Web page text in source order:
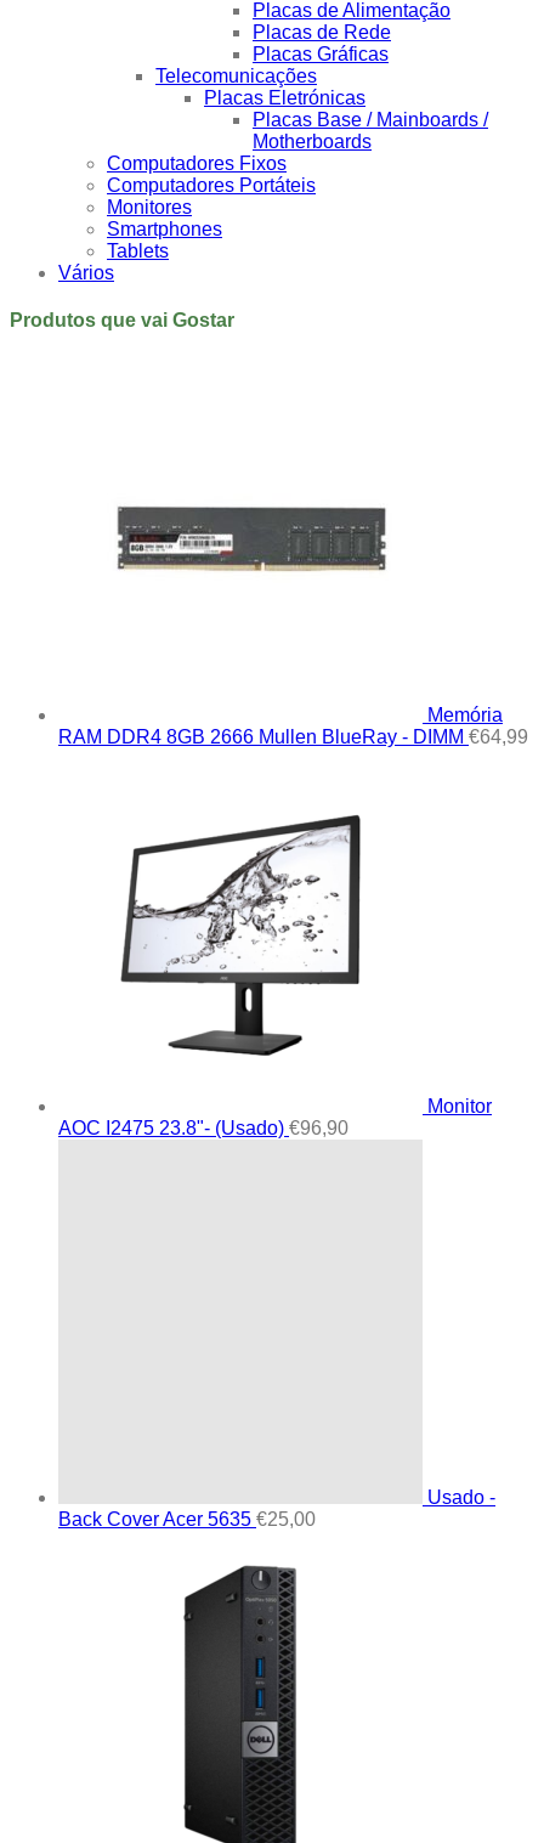
Placas de Alimentação
Placas de Rede
Placas Gráficas
Telecomunicações
Placas Eletrónicas
Placas Base / Mainboards /
Motherboards
Computadores Fixos
Computadores Portáteis
Monitores
Smartphones
Tablets
Vários
Produtos que vai Gostar
Memória
RAM DDR4 8GB 2666 Mullen BlueRay - DIMM €64,99
Monitor
AOC I2475 23.8"- (Usado) €96,90
Usado -
Back Cover Acer 5635 €25,00